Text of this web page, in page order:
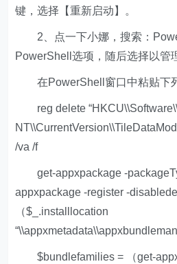
键，选择【重新启动】。
2、点一下小娜，搜索：
PowerShell选项，随后选择以管
在PowerShell窗口中粘贴下
reg delete
/va /f
get-appxpackage -
appxpackage -register -
（$_.installlocation
$bundlefamilies = （get-